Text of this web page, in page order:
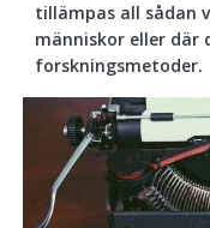
tillämpas all sådan
människor eller där
forskningsmetoder.